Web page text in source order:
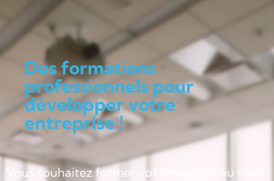
Des formations
professionnels pour
développer votre
entreprise !
Vous souhaitez former vos employés ou vous